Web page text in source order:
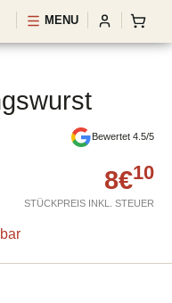
MENU
Bewertet 4.5/5
8€10
STÜCKPREIS INKL. STEUER